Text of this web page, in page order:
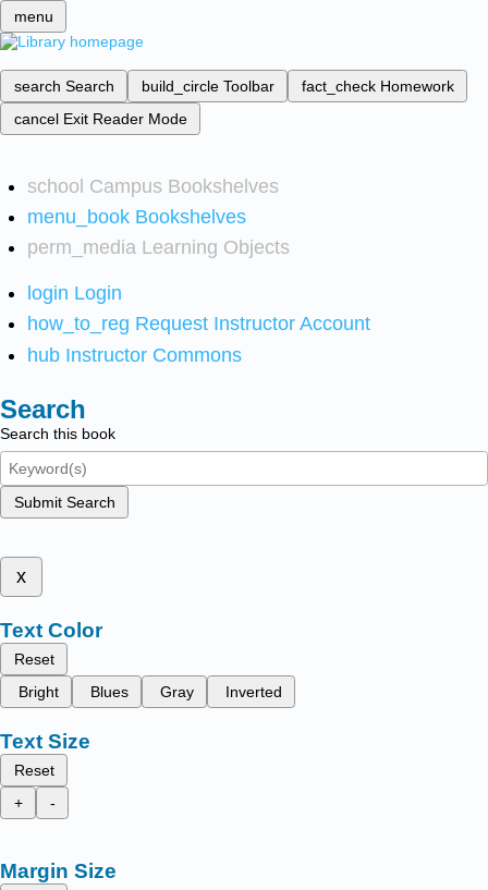
menu
search Search build_circle Toolbar fact_check Homework
cancel Exit Reader Mode
school Campus Bookshelves
menu_book Bookshelves
perm_media Learning Objects
login Login
how_to_reg Request Instructor Account
hub Instructor Commons
Search
Search this book
Submit Search
x
Text Color
Reset
Bright
Blues Gray Inverted
Text Size
Reset
+
-
Margin Size